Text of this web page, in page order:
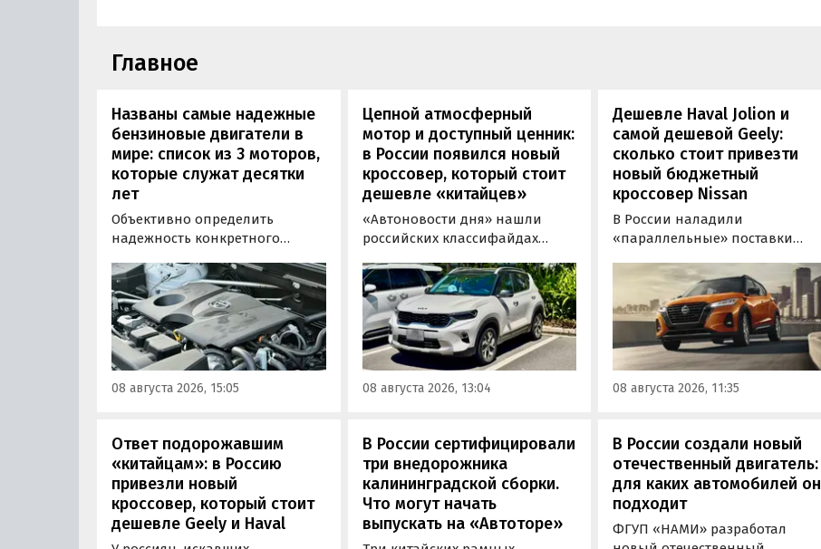
Главное
Названы самые надежные
бензиновые двигатели в
мире: список из 3 моторов,
которые служат десятки
лет
Объективно определить
надежность конкретного
поскольку его срок службы
прямо зависит от качества
обслуживания и условий
эксплуатации. Тем не менее
Autonews составил ТОП-3 самых
надежных бензиновых
моторов, которые могут не
08 августа 2026, 15:05
Цепной атмосферный
мотор и доступный ценник:
в России появился новый
кроссовер, который стоит
дешевле «китайцев»
«Автоновости дня» нашли
российских классифайдах
поставке нового Kia Sonet. Это
кроссовер компактнее Seltos, а
возят его к нам в основном из
Китая, предлагая автомобили
уже с доставкой, растаможкой и
всеми документами для
постановки на учет в ГАИ.
08 августа 2026, 13:04
Дешевле Haval Jolion и
самой дешевой Geely:
сколько стоит привезти
новый бюджетный
кроссовер Nissan
В России наладили
«параллельные» поставки
Nissan Kicks, которые
официально продаются в
Китае, США, на Ближнем
Востоке и в Юго-Восточной
Азии. В основном к нам
попадают машины китайской
сборки, стоящие на одном из
«Автоновости дня».
08 августа 2026, 11:35
Ответ подорожавшим
«китайцам»: в Россию
привезли новый
кроссовер, который стоит
дешевле Geely и Haval
В России сертифицировали
три внедорожника
калининградской сборки.
Что могут начать
выпускать на «Автоторе»
В России создали новый
отечественный двигатель:
для каких автомобилей он
подходит
ФГУП «НАМИ» разработал